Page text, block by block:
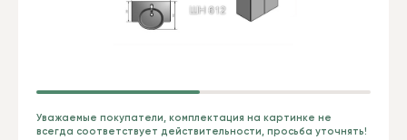
Уважаемые покупатели, комплектация на картинке не
всегда соответствует действительности, просьба уточнять!